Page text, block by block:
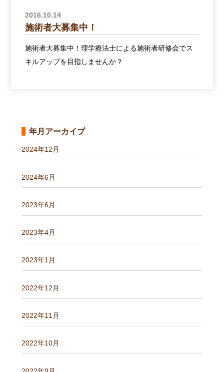
2016.10.14
施術者大募集中！
施術者大募集中！理学療法士による施術者研修会でス
キルアップを目指しませんか？
年月アーカイブ
2024年12月
2024年6月
2023年6月
2023年4月
2023年1月
2022年12月
2022年11月
2022年10月